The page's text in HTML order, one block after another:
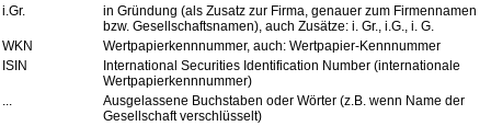
i.Gr.
in Gründung (als Zusatz zur Firma, genauer zum Firmennamen
bzw. Gesellschaftsnamen), auch Zusätze: i. Gr., i.G., i. G.
WKN
Wertpapierkennnummer, auch: Wertpapier-Kennnummer
ISIN
International Securities Identification Number (internationale
Wertpapierkennnummer)
Ausgelassene Buchstaben oder Wörter (z.B. wenn Name der
Gesellschaft verschlüsselt)